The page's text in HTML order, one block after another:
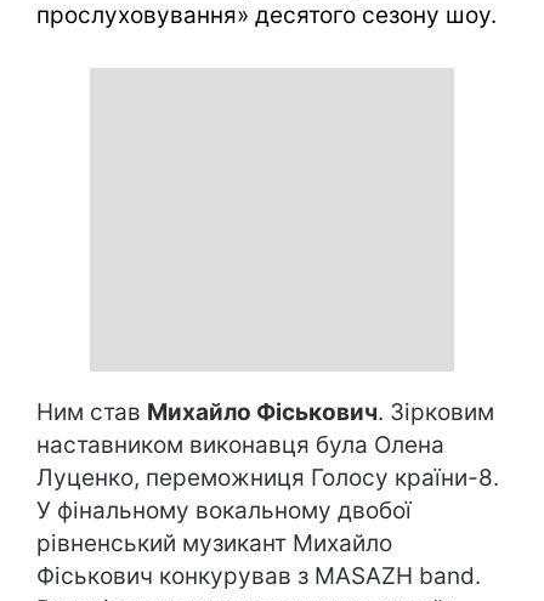
прослуховування» десятого сезону шоу.
Ним став Михайло Фіськович. Зірковим
наставником виконавця була Олена
Луценко, переможниця Голосу країни-8.
У фінальному вокальному двобої
рівненський музикант Михайло
Фіськович конкурував з MASAZH band.